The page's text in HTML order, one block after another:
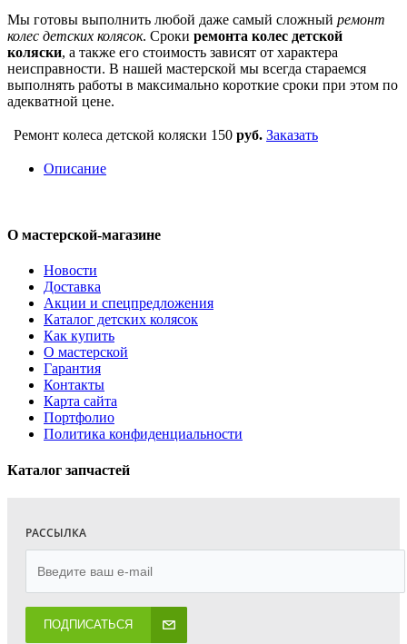
Мы готовы выполнить любой даже самый сложный ремонт
колес детских колясок. Сроки ремонта колес детской
коляски, а также его стоимость зависят от характера
неисправности. В нашей мастерской мы всегда стараемся
выполнять работы в максимально короткие сроки при этом по
адекватной цене.
Ремонт колеса детской коляски 150 руб. Заказать
Описание
О мастерской-магазине
Новости
Доставка
Акции и спецпредложения
Каталог детских колясок
Как купить
О мастерской
Гарантия
Контакты
Карта сайта
Портфолио
Политика конфиденциальности
Каталог запчастей
РАССЫЛКА
ПОДПИСАТЬСЯ